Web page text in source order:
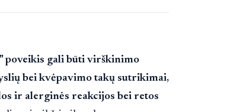
poveikis gali būti virškinimo
bei kvėpavimo takų sutrikimai,
ir alerginės reakcijos bei retos